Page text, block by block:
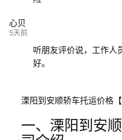
心贝
5天前
听朋友评价说，工作人
好。
溧阳到安顺轿车托运价格
一、溧阳到安